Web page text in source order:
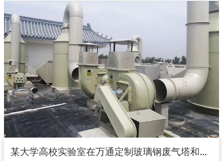
某大学高校实验室在万通定制玻璃钢废气塔和玻璃钢风机